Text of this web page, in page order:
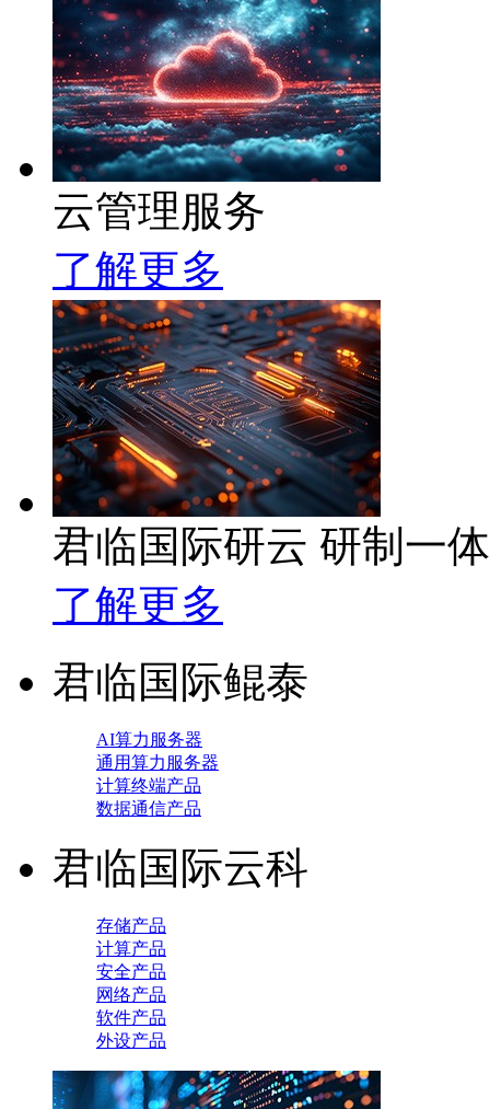
云管理服务
了解更多
君临国际研云 研制一
了解更多
君临国际鲲泰
AI算力服务器
通用算力服务器
计算终端产品
数据通信产品
君临国际云科
存储产品
计算产品
安全产品
网络产品
软件产品
外设产品